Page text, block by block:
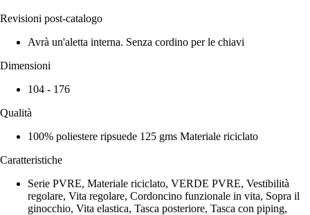
Revisioni post-catalogo
Avrà un'aletta interna. Senza cordino per le chiavi
Dimensioni
104 - 176
Qualità
100% poliestere ripsuede 125 gms Materiale riciclato
Caratteristiche
Serie PVRE, Materiale riciclato, VERDE PVRE, Vestibilità
regolare, Vita regolare, Cordoncino funzionale in vita, Sopra il
ginocchio, Vita elastica, Tasca posteriore, Tasca con piping,